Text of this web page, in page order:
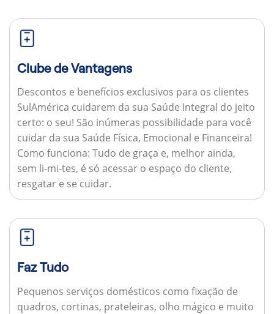
Clube de Vantagens
Descontos e benefícios exclusivos para os clientes
SulAmérica cuidarem da sua Saúde Integral do jeito
certo: o seu! São inúmeras possibilidade para você
cuidar da sua Saúde Física, Emocional e Financeira!
Como funciona: Tudo de graça e, melhor ainda,
sem li-mi-tes, é só acessar o espaço do cliente,
resgatar e se cuidar.
Faz Tudo
Pequenos serviços domésticos como fixação de
quadros, cortinas, prateleiras, olho mágico e muito